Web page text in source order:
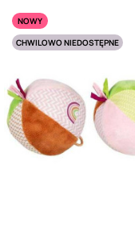
NOWY
CHWILOWO NIEDOSTĘPNE